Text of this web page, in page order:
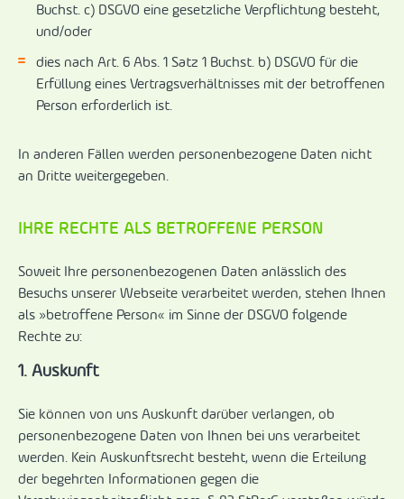
Buchst. c) DSGVO eine gesetzliche Verpflichtung besteht,
und/oder
dies nach Art. 6 Abs. 1 Satz 1 Buchst. b) DSGVO für die
Erfüllung eines Vertragsverhältnisses mit der betroffenen
Person erforderlich ist.
In anderen Fällen werden personenbezogene Daten nicht
an Dritte weitergegeben.
IHRE RECHTE ALS BETROFFENE PERSON
Soweit Ihre personenbezogenen Daten anlässlich des
Besuchs unserer Webseite verarbeitet werden, stehen Ihnen
als »betroffene Person« im Sinne der DSGVO folgende
Rechte zu:
1. Auskunft
Sie können von uns Auskunft darüber verlangen, ob
personenbezogene Daten von Ihnen bei uns verarbeitet
werden. Kein Auskunftsrecht besteht, wenn die Erteilung
der begehrten Informationen gegen die